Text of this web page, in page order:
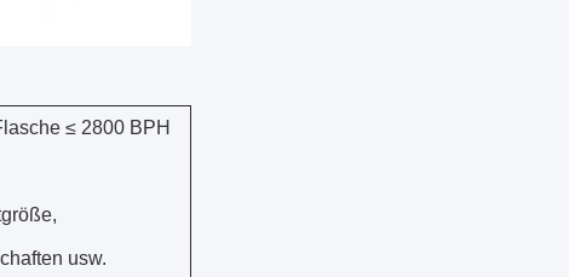
≤ 2800 BPH
usw.